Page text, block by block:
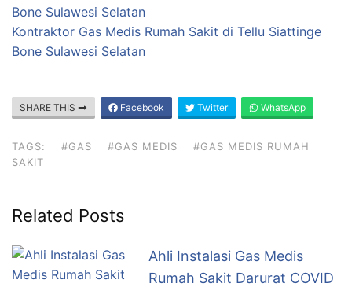
Bone Sulawesi Selatan
Kontraktor Gas Medis Rumah Sakit di Tellu Siattinge
Bone Sulawesi Selatan
SHARE THIS Facebook Twitter WhatsApp
TAGS: #GAS #GAS MEDIS
#GAS MEDIS RUMAH
SAKIT
Related Posts
Ahli Instalasi Gas Medis
Rumah Sakit Darurat COVID